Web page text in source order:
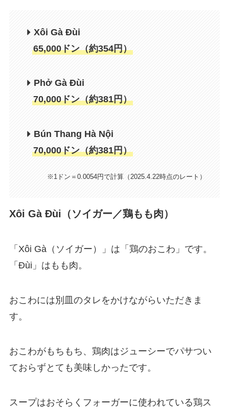
Xôi Gà Đùi
65,000ドン（約354円）
Phở Gà Đùi
70,000ドン（約381円）
Bún Thang Hà Nội
70,000ドン（約381円）
※1ドン＝0.0054円で計算（2025.4.22時点のレート）
Xôi Gà Đùi（ソイガー／鶏もも肉）
「Xôi Gà（ソイガー）」は「鶏のおこわ」です。
「Đùi」はもも肉。
おこわには別皿のタレをかけながらいただきま
す。
おこわがもちもち、鶏肉はジューシーでパサつい
ておらずとても美味しかったです。
スープはおそらくフォーガーに使われている鶏ス